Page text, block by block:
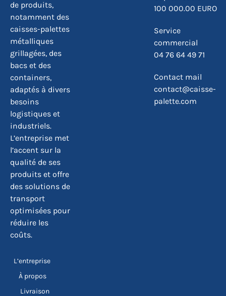
de produits,
notamment des
caisses-palettes
métalliques
grillagées, des
bacs et des
containers,
adaptés à divers
besoins
logistiques et
industriels.
L’entreprise met
l’accent sur la
qualité de ses
produits et offre
des solutions de
transport
optimisées pour
réduire les
coûts.
L’entreprise
À propos
Livraison
100 000.00 EURO
Service
commercial
04 76 64 49 71
Contact mail
contact@caisse-
palette.com